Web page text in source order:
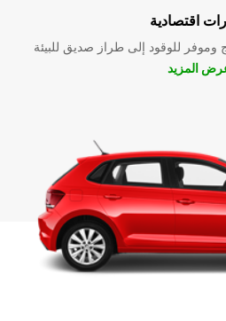
اقتصادية
للوقود إلى طراز صديق للبيئة
المزيد